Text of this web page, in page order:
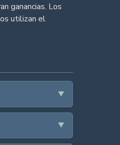
ganancias. Los
utilizan el